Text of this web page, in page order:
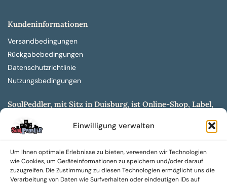
Einwilligung verwalten
Um Ihnen optimale Erlebnisse zu bieten, verwenden wir Technologien
wie Cookies, um Geräteinformationen zu speichern und/oder darauf
zuzugreifen. Die Zustimmung zu diesen Technologien ermöglicht uns die
Verarbeitung von Daten wie Surfverhalten oder eindeutigen IDs auf
Kundeninformationen
Versandbedingungen
Rückgabebedingungen
Datenschutzrichtlinie
Nutzungsbedingungen
SoulPeddler, mit Sitz in Duisburg, ist Online-Shop, Label,
entwickelt aus dem SoulPeddler Vinyl-Presswerk und
Wir bieten eine breite Auswahl an sowohl hochgradig
sammelwürdigen als auch Mainstream-Titeln und -Formaten auf
Vinyl, CD und weiteren Medien.